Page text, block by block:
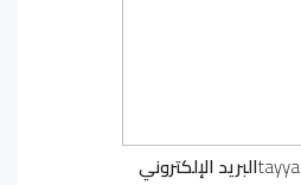
البريد الإلكتروني